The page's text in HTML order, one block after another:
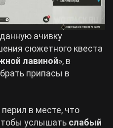
ачивку
сюжетного квеста
лавиной», в
припасы в
в месте, что
услышать слабый